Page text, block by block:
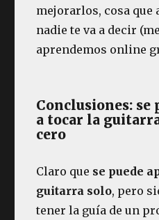
mejorarlos, cosa
nadie te va a decir
aprendemos online
Conclusiones: se
a tocar la
cero
Claro que se puede
guitarra solo, pero
tener la guía de un